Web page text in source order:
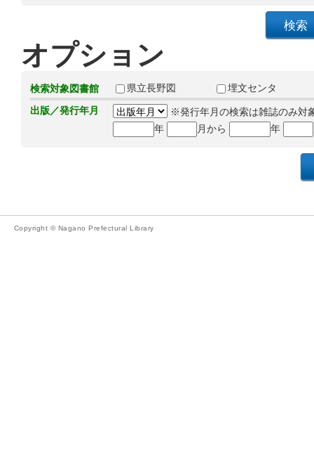
オプション
検索対象図書館 県立長野図
埋文センタ
出版／発行年月
※発行年月の検索は雑誌のみ対
年
月から 年
Copyright © Nagano Prefectural Library